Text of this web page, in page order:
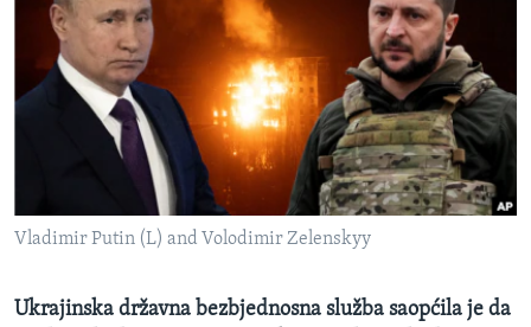
IZBJEGLIČKA STRANA
MAGAZIN
O GLASU AMERIKE
Learning English
PRATITE NAS
Vladimir Putin (L) and Volodimir Zelenskyy
Ukrajinska državna bezbjednosna služba saopćila je da